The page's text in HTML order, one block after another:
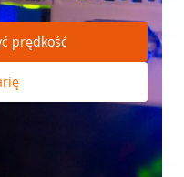
prędkość